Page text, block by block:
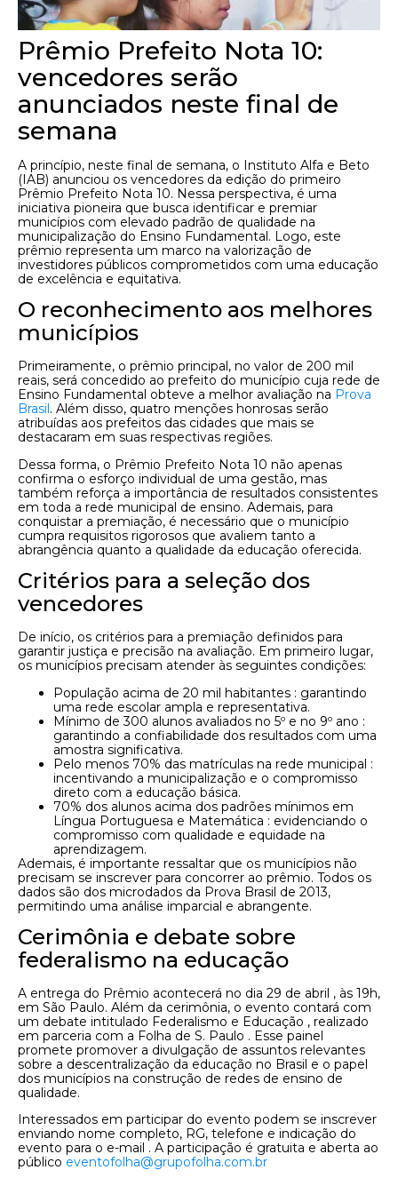
Prêmio Prefeito Nota 10:
vencedores serão
anunciados neste final de
semana
A princípio, neste final de semana, o Instituto Alfa e Beto
(IAB) anunciou os vencedores da edição do primeiro
Prêmio Prefeito Nota 10. Nessa perspectiva, é uma
iniciativa pioneira que busca identificar e premiar
municípios com elevado padrão de qualidade na
municipalização do Ensino Fundamental. Logo, este
prêmio representa um marco na valorização de
investidores públicos comprometidos com uma educação
de excelência e equitativa.
O reconhecimento aos melhores
municípios
Primeiramente, o prêmio principal, no valor de 200 mil
reais, será concedido ao prefeito do município cuja rede de
Ensino Fundamental obteve a melhor avaliação na Prova
Brasil . Além disso, quatro menções honrosas serão
atribuídas aos prefeitos das cidades que mais se
destacaram em suas respectivas regiões.
Dessa forma, o Prêmio Prefeito Nota 10 não apenas
confirma o esforço individual de uma gestão, mas
também reforça a importância de resultados consistentes
em toda a rede municipal de ensino. Ademais, para
conquistar a premiação, é necessário que o município
cumpra requisitos rigorosos que avaliem tanto a
abrangência quanto a qualidade da educação oferecida.
Critérios para a seleção dos
vencedores
De início, os critérios para a premiação definidos para
garantir justiça e precisão na avaliação. Em primeiro lugar,
os municípios precisam atender às seguintes condições:
População acima de 20 mil habitantes : garantindo
uma rede escolar ampla e representativa.
Mínimo de 300 alunos avaliados no 5º e no 9º ano :
garantindo a confiabilidade dos resultados com uma
amostra significativa.
Pelo menos 70% das matrículas na rede municipal :
incentivando a municipalização e o compromisso
direto com a educação básica.
70% dos alunos acima dos padrões mínimos em
Língua Portuguesa e Matemática : evidenciando o
compromisso com qualidade e equidade na
aprendizagem.
Ademais, é importante ressaltar que os municípios não
precisam se inscrever para concorrer ao prêmio. Todos os
dados são dos microdados da Prova Brasil de 2013,
permitindo uma análise imparcial e abrangente.
Cerimônia e debate sobre
federalismo na educação
A entrega do Prêmio acontecerá no dia 29 de abril , às 19h,
em São Paulo. Além da cerimônia, o evento contará com
um debate intitulado Federalismo e Educação , realizado
em parceria com a Folha de S. Paulo . Esse painel
promete promover a divulgação de assuntos relevantes
sobre a descentralização da educação no Brasil e o papel
dos municípios na construção de redes de ensino de
qualidade.
Interessados ​​em participar do evento podem se inscrever
enviando nome completo, RG, telefone e indicação do
evento para o e-mail . A participação é gratuita e aberta ao
público eventofolha@grupofolha.com.br